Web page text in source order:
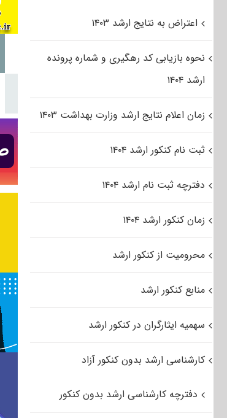
اعتراض به نتایج ارشد ۱۴۰۳
نحوه بازیابی کد رهگیری و شماره پرونده
ارشد ۱۴۰۴
زمان اعلام نتایج ارشد وزارت بهداشت ۱۴۰۳
ثبت نام کنکور ارشد ۱۴۰۴
دفترچه ثبت نام ارشد ۱۴۰۴
زمان کنکور ارشد ۱۴۰۴
محرومیت از کنکور ارشد
منابع کنکور ارشد
سهمیه ایثارگران در کنکور ارشد
کارشناسی ارشد بدون کنکور آزاد
دفترچه کارشناسی ارشد بدون کنکور